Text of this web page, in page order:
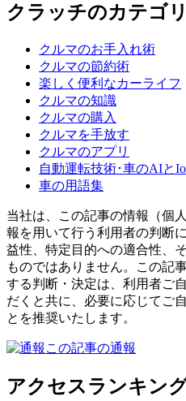
クラッチのカテゴ
クルマのお手入れ術
クルマの節約術
楽しく便利なカーライフ
クルマの知識
クルマの購入
クルマを手放す
クルマのアプリ
自動運転技術･車のAIと
車の用語集
当社は、この記事の情報（個
報を用いて行う利用者の判断
益性、特定目的への適合性、
ものではありません。この記
する判断・決定は、利用者ご
だくと共に、必要に応じてご
とを推奨いたします。
この記事の通報
アクセスランキン